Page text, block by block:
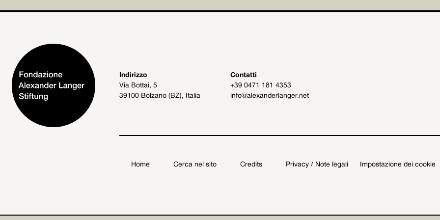
Indirizzo
Via Bottai, 5
39100 Bolzano (BZ), Italia
Contatti
+39 0471 181 4353
info@alexanderlanger.net
Home Cerca nel sito Credits Privacy / Note legali Impostazione dei cookie